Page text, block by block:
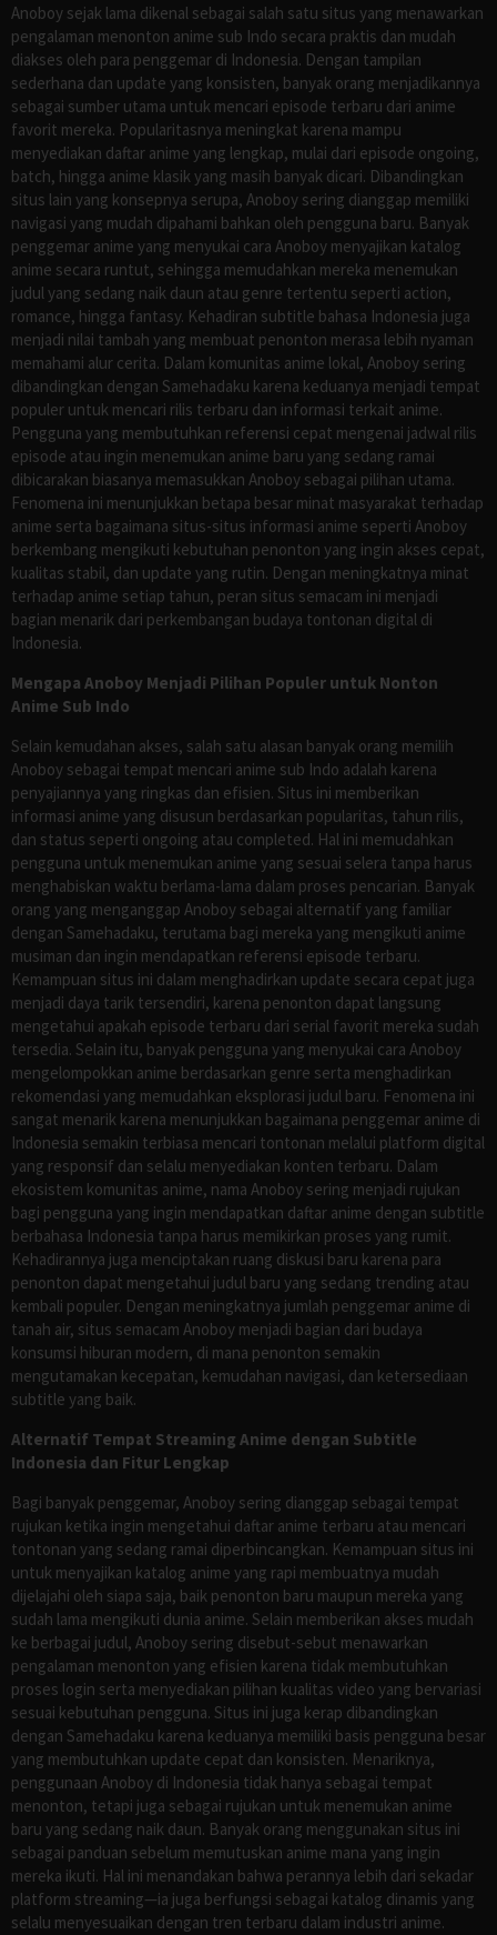
Anoboy sejak lama dikenal sebagai salah satu situs yang menawarkan
pengalaman menonton anime sub Indo secara praktis dan mudah
diakses oleh para penggemar di Indonesia. Dengan tampilan
sederhana dan update yang konsisten, banyak orang menjadikannya
sebagai sumber utama untuk mencari episode terbaru dari anime
favorit mereka. Popularitasnya meningkat karena mampu
menyediakan daftar anime yang lengkap, mulai dari episode ongoing,
batch, hingga anime klasik yang masih banyak dicari. Dibandingkan
situs lain yang konsepnya serupa, Anoboy sering dianggap memiliki
navigasi yang mudah dipahami bahkan oleh pengguna baru. Banyak
penggemar anime yang menyukai cara Anoboy menyajikan katalog
anime secara runtut, sehingga memudahkan mereka menemukan
judul yang sedang naik daun atau genre tertentu seperti action,
romance, hingga fantasy. Kehadiran subtitle bahasa Indonesia juga
menjadi nilai tambah yang membuat penonton merasa lebih nyaman
memahami alur cerita. Dalam komunitas anime lokal, Anoboy sering
dibandingkan dengan Samehadaku karena keduanya menjadi tempat
populer untuk mencari rilis terbaru dan informasi terkait anime.
Pengguna yang membutuhkan referensi cepat mengenai jadwal rilis
episode atau ingin menemukan anime baru yang sedang ramai
dibicarakan biasanya memasukkan Anoboy sebagai pilihan utama.
Fenomena ini menunjukkan betapa besar minat masyarakat terhadap
anime serta bagaimana situs-situs informasi anime seperti Anoboy
berkembang mengikuti kebutuhan penonton yang ingin akses cepat,
kualitas stabil, dan update yang rutin. Dengan meningkatnya minat
terhadap anime setiap tahun, peran situs semacam ini menjadi
bagian menarik dari perkembangan budaya tontonan digital di
Indonesia.
Mengapa Anoboy Menjadi Pilihan Populer untuk Nonton
Anime Sub Indo
Selain kemudahan akses, salah satu alasan banyak orang memilih
Anoboy sebagai tempat mencari anime sub Indo adalah karena
penyajiannya yang ringkas dan efisien. Situs ini memberikan
informasi anime yang disusun berdasarkan popularitas, tahun rilis,
dan status seperti ongoing atau completed. Hal ini memudahkan
pengguna untuk menemukan anime yang sesuai selera tanpa harus
menghabiskan waktu berlama-lama dalam proses pencarian. Banyak
orang yang menganggap Anoboy sebagai alternatif yang familiar
dengan Samehadaku, terutama bagi mereka yang mengikuti anime
musiman dan ingin mendapatkan referensi episode terbaru.
Kemampuan situs ini dalam menghadirkan update secara cepat juga
menjadi daya tarik tersendiri, karena penonton dapat langsung
mengetahui apakah episode terbaru dari serial favorit mereka sudah
tersedia. Selain itu, banyak pengguna yang menyukai cara Anoboy
mengelompokkan anime berdasarkan genre serta menghadirkan
rekomendasi yang memudahkan eksplorasi judul baru. Fenomena ini
sangat menarik karena menunjukkan bagaimana penggemar anime di
Indonesia semakin terbiasa mencari tontonan melalui platform digital
yang responsif dan selalu menyediakan konten terbaru. Dalam
ekosistem komunitas anime, nama Anoboy sering menjadi rujukan
bagi pengguna yang ingin mendapatkan daftar anime dengan subtitle
berbahasa Indonesia tanpa harus memikirkan proses yang rumit.
Kehadirannya juga menciptakan ruang diskusi baru karena para
penonton dapat mengetahui judul baru yang sedang trending atau
kembali populer. Dengan meningkatnya jumlah penggemar anime di
tanah air, situs semacam Anoboy menjadi bagian dari budaya
konsumsi hiburan modern, di mana penonton semakin
mengutamakan kecepatan, kemudahan navigasi, dan ketersediaan
subtitle yang baik.
Alternatif Tempat Streaming Anime dengan Subtitle
Indonesia dan Fitur Lengkap
Bagi banyak penggemar, Anoboy sering dianggap sebagai tempat
rujukan ketika ingin mengetahui daftar anime terbaru atau mencari
tontonan yang sedang ramai diperbincangkan. Kemampuan situs ini
untuk menyajikan katalog anime yang rapi membuatnya mudah
dijelajahi oleh siapa saja, baik penonton baru maupun mereka yang
sudah lama mengikuti dunia anime. Selain memberikan akses mudah
ke berbagai judul, Anoboy sering disebut-sebut menawarkan
pengalaman menonton yang efisien karena tidak membutuhkan
proses login serta menyediakan pilihan kualitas video yang bervariasi
sesuai kebutuhan pengguna. Situs ini juga kerap dibandingkan
dengan Samehadaku karena keduanya memiliki basis pengguna besar
yang membutuhkan update cepat dan konsisten. Menariknya,
penggunaan Anoboy di Indonesia tidak hanya sebagai tempat
menonton, tetapi juga sebagai rujukan untuk menemukan anime
baru yang sedang naik daun. Banyak orang menggunakan situs ini
sebagai panduan sebelum memutuskan anime mana yang ingin
mereka ikuti. Hal ini menandakan bahwa perannya lebih dari sekadar
platform streaming—ia juga berfungsi sebagai katalog dinamis yang
selalu menyesuaikan dengan tren terbaru dalam industri anime.